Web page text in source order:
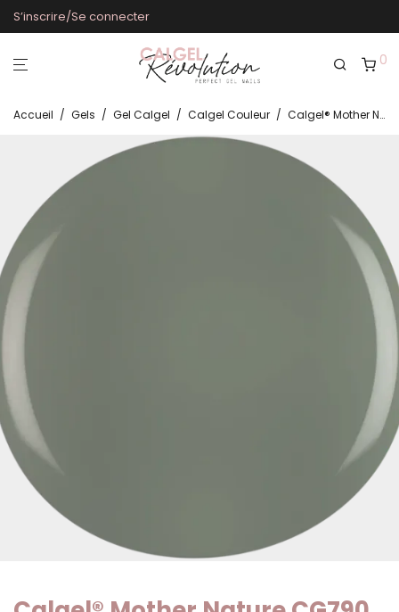
S’inscrire/Se connecter
0
Accueil / Gels / Gel Calgel / Calgel Couleur / Calgel® Mother Nature CG790